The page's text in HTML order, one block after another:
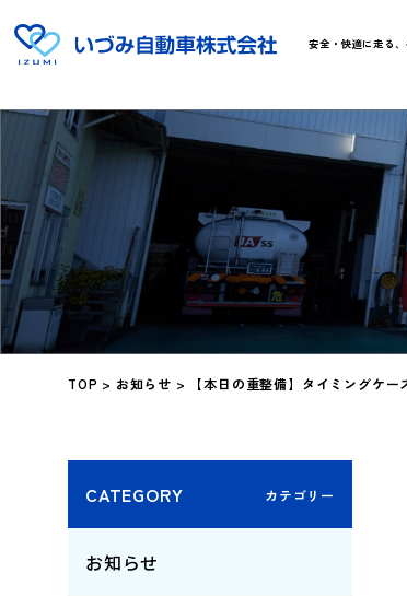
安全・快適に走る、
TOP > お知らせ > 【本日の重整備】タイミングケ
CATEGORY
お知らせ